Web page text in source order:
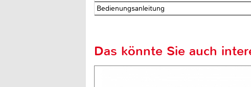
Bedienungsanleitung
Das könnte Sie auch